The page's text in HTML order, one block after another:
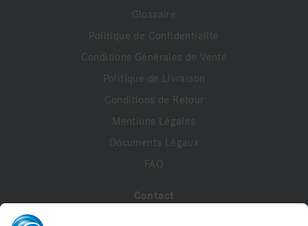
Glossaire
Politique de Confidentialité
Conditions Générales de Vente
Politique de Livraison
Conditions de Retour
Mentions Légales
Documents Légaux
FAQ
Contact